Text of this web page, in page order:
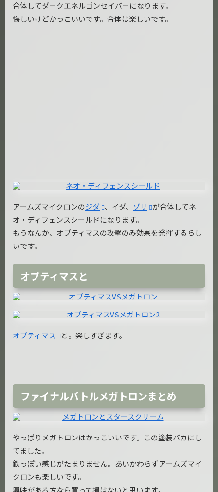
合体してダークエネルゴンセイバーになります。
悔しいけどかっこいいです。合体は楽しいです。
アームズマイクロンのジダ 、イダ、 ゾリ
が合体してネ
オ・ディフェンスシールドになります。
もうなんか、オプティマスの攻撃のみ効果を発揮するらし
いです。
オプティマスと
オプティマス と。楽しすぎます。
ファイナルバトルメガトロンまとめ
やっぱりメガトロンはかっこいいです。この塗装バカにし
てました。
鉄っぽい感じがたまりません。あいかわらずアームズマイ
クロンも楽しいです。
興味がある方なら買って損はないと思います。